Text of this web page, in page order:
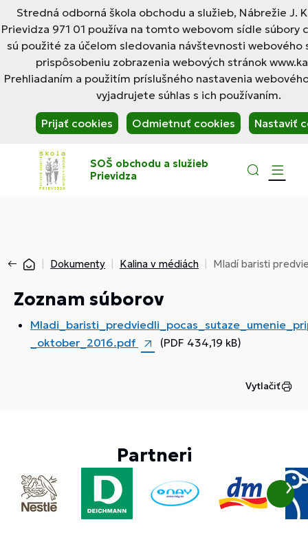
Stredná odborná škola obchodu a služieb, Nábrežie J.
Prievidza 971 01 používa na tomto webovom sídle súbory
sú použité za účelom sledovania návštevnosti webového
prispôsobeniu zobrazenia webových stránok
Prehliadaním a použitím príslušného nastavenia
vyjadrujete súhlas s ich používaním.
Prijať cookies Odmietnuť cookies Nastaviť
SOŠ obchodu a služieb
Prievidza
Dokumenty Kalina v médiách Mladí baristi
Zoznam súborov
_oktober_2016.pdf
(PDF 434,19 kB)
Vytlačiť
Partneri